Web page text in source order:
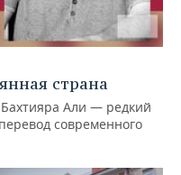
страна
Бахтияра Али — редкий
современного